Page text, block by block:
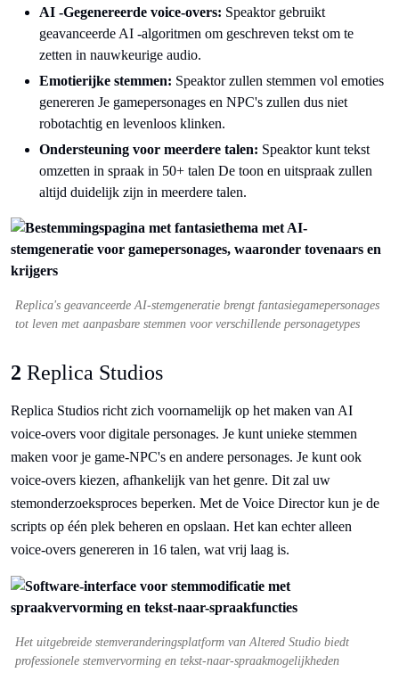
AI -Gegenereerde voice-overs: Speaktor gebruikt
geavanceerde AI -algoritmen om geschreven tekst om te
zetten in nauwkeurige audio.
Emotierijke stemmen: Speaktor zullen stemmen vol emoties
genereren Je gamepersonages en NPC's zullen dus niet
robotachtig en levenloos klinken.
Ondersteuning voor meerdere talen: Speaktor kunt tekst
omzetten in spraak in 50+ talen De toon en uitspraak zullen
altijd duidelijk zijn in meerdere talen.
Replica's geavanceerde AI-stemgeneratie brengt fantasiegamepersonages
tot leven met aanpasbare stemmen voor verschillende personagetypes
2 Replica Studios
Replica Studios richt zich voornamelijk op het maken van AI
voice-overs voor digitale personages. Je kunt unieke stemmen
maken voor je game-NPC's en andere personages. Je kunt ook
voice-overs kiezen, afhankelijk van het genre. Dit zal uw
stemonderzoeksproces beperken. Met de Voice Director kun je de
scripts op één plek beheren en opslaan. Het kan echter alleen
voice-overs genereren in 16 talen, wat vrij laag is.
Het uitgebreide stemveranderingsplatform van Altered Studio biedt
professionele stemvervorming en tekst-naar-spraakmogelijkheden